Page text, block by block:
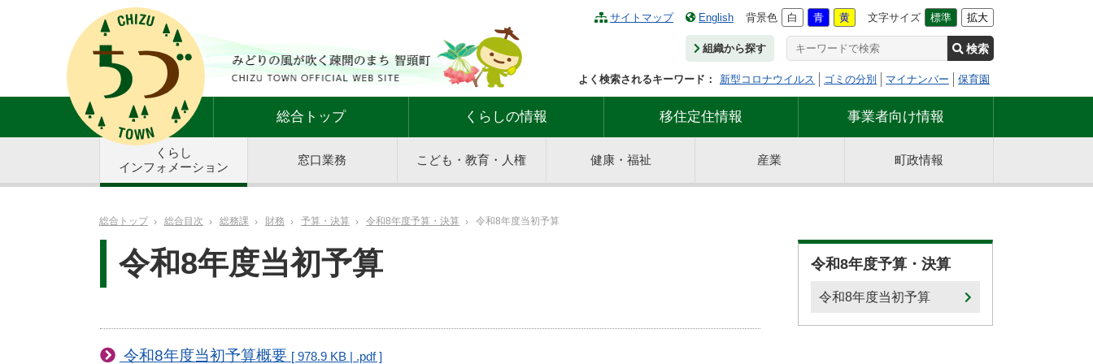
サイトマップ English 背景色 白 青 黄 文字サイズ 標準 拡大
組織から探す 検索
よく検索されるキーワード： 新型コロナウイルス ゴミの分別 マイナンバー 保育園
総合トップ くらしの情報 移住定住情報 事業者向け情報
くらし
インフォメーション
窓口業務 こども・教育・人権 健康・福祉 産業 町政情報
総合トップ 総合目次 総務課 財務 予算・決算 令和8年度予算・決算 令和8年度当初予算
令和8年度当初予算
令和8年度当初予算概要 [ 978.9 KB | .pdf ]
令和8年度予算・決算
令和8年度当初予算